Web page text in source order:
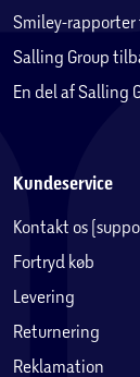
Smiley-rapporter
Salling Group
En del af Salling
Kundeservice
Kontakt os
Fortryd køb
Levering
Returnering
Reklamation